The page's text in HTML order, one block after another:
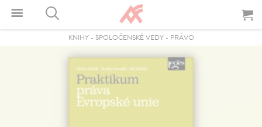
KNIHY- SPOLOČENSKÉ VEDY- PRÁVO